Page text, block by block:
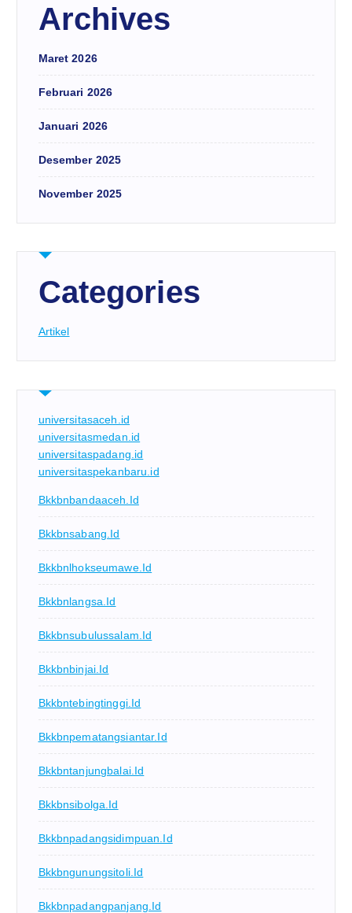
Archives
Maret 2026
Februari 2026
Januari 2026
Desember 2025
November 2025
Categories
Artikel
universitasaceh.id
universitasmedan.id
universitaspadang.id
universitaspekanbaru.id
Bkkbnbandaaceh.id
Bkkbnsabang.id
Bkkbnlhokseumawe.id
Bkkbnlangsa.id
Bkkbnsubulussalam.id
Bkkbnbinjai.id
Bkkbntebingtinggi.id
Bkkbnpematangsiantar.id
Bkkbntanjungbalai.id
Bkkbnsibolga.id
Bkkbnpadangsidimpuan.id
Bkkbngunungsitoli.id
Bkkbnpadangpanjang.id